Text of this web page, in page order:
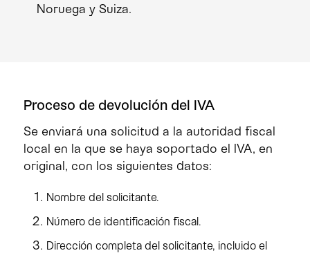
Noruega y Suiza.
Proceso de devolución del IVA
Se enviará una solicitud a la autoridad fiscal
local en la que se haya soportado el IVA, en
original, con los siguientes datos:
Nombre del solicitante.
Número de identificación fiscal.
Dirección completa del solicitante, incluido el